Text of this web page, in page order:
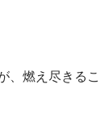
、燃え尽きるこ